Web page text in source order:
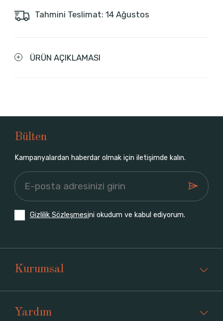
Tahmini Teslimat: 14 Ağustos
ÜRÜN AÇIKLAMASI
Bülten
Kampanyalardan haberdar olmak için iletişimde kalın.
Gizlilik Sözleşmesini okudum ve kabul ediyorum.
Kurumsal
Yardım